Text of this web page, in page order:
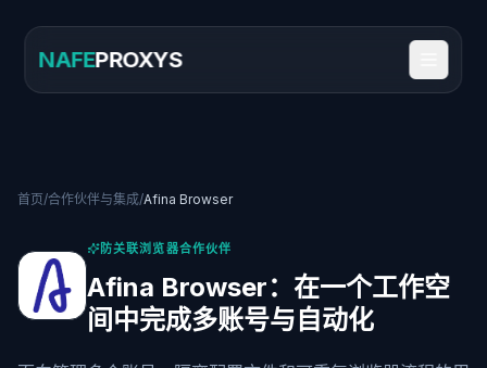
NAFEPROXYS
首页/合作伙伴与集成/Afina Browser
防关联浏览器合作伙伴
Afina Browser：在一个工作空
间中完成多账号与自动化